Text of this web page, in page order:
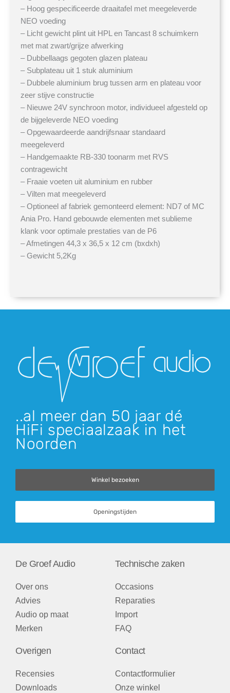
– Hoog gespecificeerde draaitafel met meegeleverde
NEO voeding
– Licht gewicht plint uit HPL en Tancast 8 schuimkern
met mat zwart/grijze afwerking
– Dubbellaags gegoten glazen plateau
– Subplateau uit 1 stuk aluminium
– Dubbele aluminium brug tussen arm en plateau voor
zeer stijve constructie
– Nieuwe 24V synchroon motor, individueel afgesteld op
de bijgeleverde NEO voeding
– Opgewaardeerde aandrijfsnaar standaard
meegeleverd
– Handgemaakte RB-330 toonarm met RVS
contragewicht
– Fraaie voeten uit aluminium en rubber
– Vilten mat meegeleverd
– Optioneel af fabriek gemonteerd element: ND7 of MC
Ania Pro. Hand gebouwde elementen met sublieme
klank voor optimale prestaties van de P6
– Afmetingen 44,3 x 36,5 x 12 cm (bxdxh)
– Gewicht 5,2Kg
..al meer dan 50 jaar dé
HiFi speciaalzaak in het
Noorden
Winkel bezoeken
Openingstijden
De Groef Audio
Over ons
Advies
Audio op maat
Merken
Technische zaken
Occasions
Reparaties
Import
FAQ
Overigen
Recensies
Downloads
Contact
Contactformulier
Onze winkel